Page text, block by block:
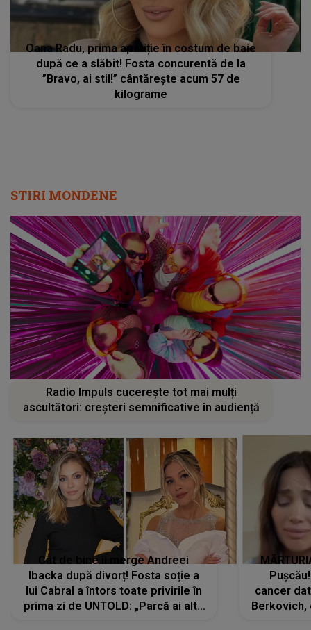
Oana Radu, prima apariție în costum de baie
după ce a slăbit! Fosta concurentă de la
”Bravo, ai stil!” cântărește acum 57 de
kilograme
STIRI MONDENE
Radio Impuls cucerește tot mai mulți
ascultători: creșteri semnificative în audiență
Cât de bine îi merge Andreei
Ibacka după divorț! Fosta soție a
lui Cabral a întors toate privirile în
prima zi de UNTOLD: „Parcă ai altă
cancer
Berkovich,